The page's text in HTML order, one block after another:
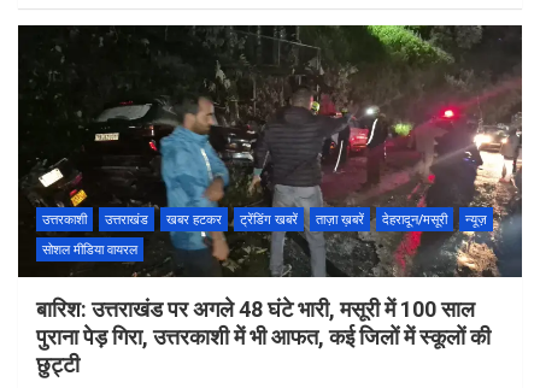
ce
o
o
k
tt
er
at
s
A
p
p
er
es
t
ar
e
उत्तरकाशी उत्तराखंड खबर हटकर ट्रेंडिंग खबरें ताज़ा ख़बरें देहरादून/मसूरी
न्यूज़
सोशल मीडिया वायरल
बारिश: उत्तराखंड पर अगले 48 घंटे भारी, मसूरी में 100 साल
पुराना पेड़ गिरा, उत्तरकाशी में भी आफत, कई जिलों में स्कूलों की
छुट्टी